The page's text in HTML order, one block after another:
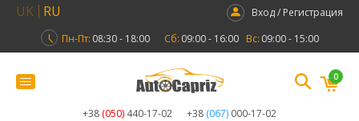
UK RU
Вход / Регистрация
Пн-Пт: 08:30 - 18:00 Сб: 09:00 - 16:00 Вс: 09:00 - 15:00
+38 (050) 440-17-02 +38 (067) 000-17-02
0